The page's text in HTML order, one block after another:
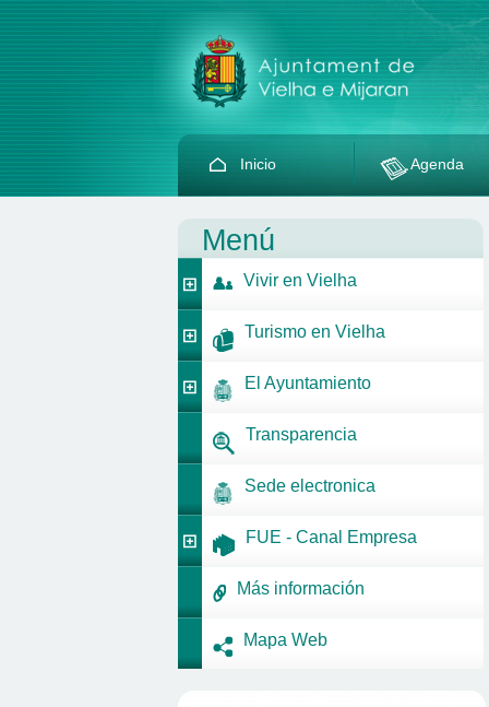
Inicio Agenda
Menú
Vivir en Vielha
Turismo en Vielha
El Ayuntamiento
Transparencia
Sede electronica
FUE - Canal Empresa
Más información
Mapa Web